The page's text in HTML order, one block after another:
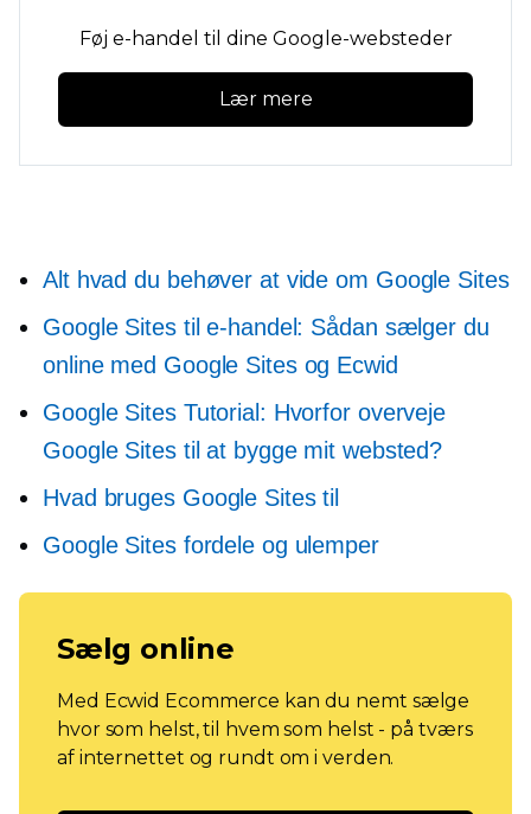
Føj e-handel til dine Google-websteder
Lær mere
Alt hvad du behøver at vide om Google Sites
Google Sites til e-handel: Sådan sælger du
online med Google Sites og Ecwid
Google Sites Tutorial: Hvorfor overveje
Google Sites til at bygge mit websted?
Hvad bruges Google Sites til
Google Sites fordele og ulemper
Sælg online
Med Ecwid Ecommerce kan du nemt sælge
hvor som helst, til hvem som helst - på tværs
af internettet og rundt om i verden.